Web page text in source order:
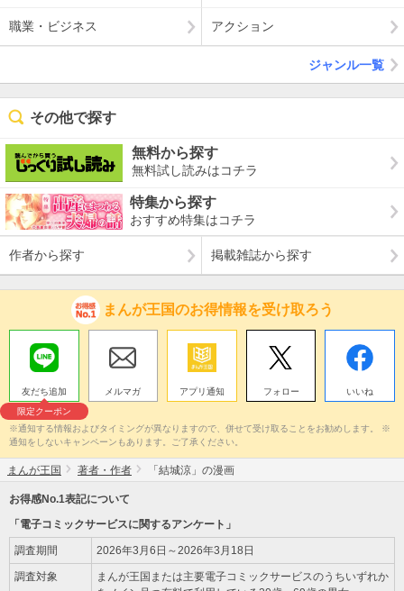
職業・ビジネス アクション
ジャンル一覧
その他で探す
無料から探す
無料試し読みはコチラ
特集から探す
おすすめ特集はコチラ
作者から探す 掲載雑誌から探す
まんが王国のお得情報を受け取ろう
友だち追加
限定クーポン
メルマガ アプリ通知 フォロー いいね
※通知する情報およびタイミングが異なりますので、併せて受け取ることをお勧めします。 ※
通知をしないキャンペーンもあります。ご了承ください。
まんが王国 著者・作者 「結城涼」の漫画
お得感No.1表記について
「電子コミックサービスに関するアンケート」
調査期間 2026年3月6日～2026年3月18日
調査対象
まんが王国または主要電子コミックサービスのうちいずれか